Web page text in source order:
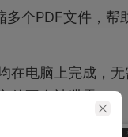
多个PDF文件，帮
在电脑上完成，无
件不会被泄露。